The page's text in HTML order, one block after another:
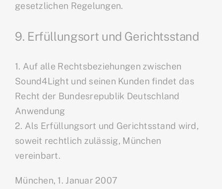
gesetzlichen Regelungen.
9. Erfüllungsort und Gerichtsstand
1. Auf alle Rechtsbeziehungen zwischen
Sound4Light und seinen Kunden findet das
Recht der Bundesrepublik Deutschland
Anwendung
2. Als Erfüllungsort und Gerichtsstand wird,
soweit rechtlich zulässig, München
vereinbart.
München, 1. Januar 2007